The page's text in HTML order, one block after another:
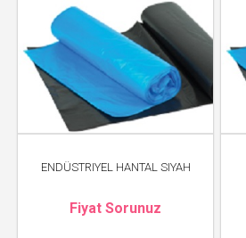
ENDÜSTRIYEL HANTAL SIYAH
Fiyat Sorunuz